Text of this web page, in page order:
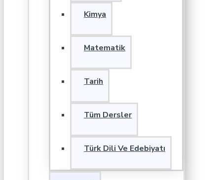
Kimya
Matematik
Tarih
Tüm Dersler
Türk Dili Ve Edebiyatı